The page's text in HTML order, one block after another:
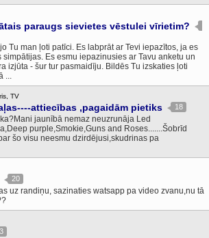
paraugs sievietes vēstulei vīrietim?
Tu man ļoti patīci. Es labprāt ar Tevi iepazītos, ja es
Es esmu iepazinusies ar Tavu anketu un
izjūta - šur tur pasmaidīju. Bildēs Tu izskaties ļoti
...
TV
attiecības ,pagaidām pietiks 18
jaunībā nemaz neuzrunāja Led
purple,Smokie,Guns and Roses.......Šobrīd
šo visu neesmu dzirdējusi,skudrinas pa
20
uz randiņu, sazinaties watsapp pa video zvanu,nu tā